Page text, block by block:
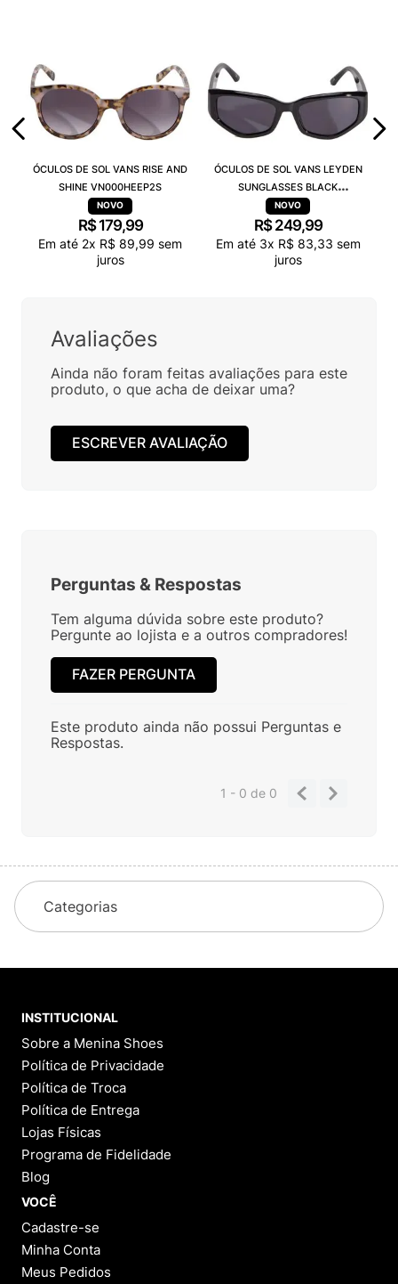
ÓCULOS DE SOL VANS RISE AND
SHINE VN000HEEP2S
R$ 179,99
Em até 2x R$ 89,99 sem
juros
ÓCULOS DE SOL VANS LEYDEN
SUNGLASSES BLACK
VN000T0CBLK
R$ 249,99
Em até 3x R$ 83,33 sem
juros
Avaliações
Ainda não foram feitas avaliações para este
produto, o que acha de deixar uma?
ESCREVER AVALIAÇÃO
Perguntas & Respostas
Tem alguma dúvida sobre este produto?
Pergunte ao lojista e a outros compradores!
FAZER PERGUNTA
Este produto ainda não possui Perguntas e
Respostas.
1 - 0de 0
Categorias
INSTITUCIONAL
Sobre a Menina Shoes
Política de Privacidade
Política de Troca
Política de Entrega
Lojas Físicas
Programa de Fidelidade
Blog
VOCÊ
Cadastre-se
Minha Conta
Meus Pedidos